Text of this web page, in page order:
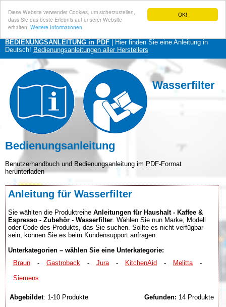
OK!
Diese Website verwendet Cookies, um sicherzustellen,
dass Sie das beste Erlebnis auf unserer Website
erhalten. Weitere Informationen
BEDIENUNGSANLEITUNG in PDF | Hier finden Sie eine Anleitung in
Deutsch! Bedienungsanleitungen aller Herstellers
Wasserfilter
Bedienungsanleitung
Benutzerhandbuch und Bedienungsanleitung im PDF-Format
herunterladen
Anleitung für Wasserfilter
Sie wählten die Produktreihe Anleitungen für Haushalt - Kaffee &
Espresso - Zubehör - Wasserfilter . Wählen Sie nun Marke, Modell
oder Code des Produkts, das Sie suchen. Sollte es nicht verfügbar
sein, können Sie es beim Kundensupport anfragen.
Unterkategorien – wählen Sie eine Unterkategorie:
Braun
- Gastroback - Jura - KitchenAid - Melitta
-
Siemens
Abgebildet: 1-10 Produkte Gefunden: 14 Produkte